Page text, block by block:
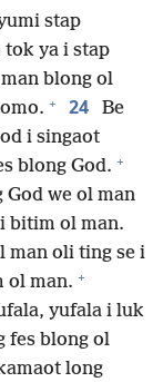
stap
tok ya i stap
blong ol
+ 24
Be
i singaot
blong God. +
we ol man
bitim ol man.
man oli ting se i
ol man. +
yufala i luk
fes blong ol
long